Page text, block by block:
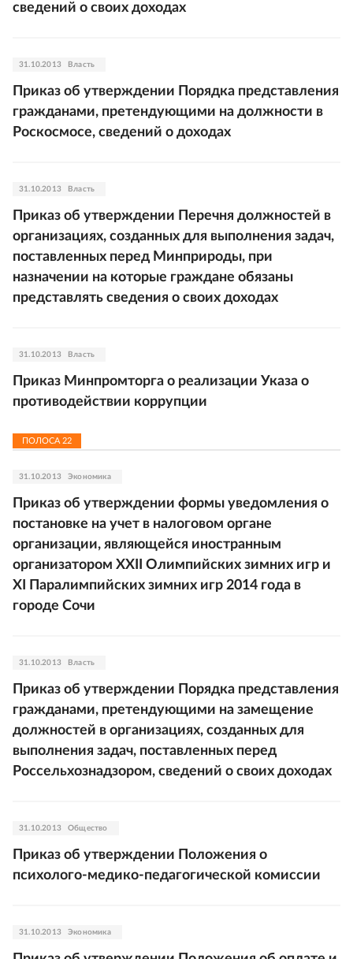
сведений о своих доходах
31.10.2013 Власть
Приказ об утверждении Порядка представления
гражданами, претендующими на должности в
Роскосмосе, сведений о доходах
31.10.2013 Власть
Приказ об утверждении Перечня должностей в
организациях, созданных для выполнения задач,
поставленных перед Минприроды, при
назначении на которые граждане обязаны
представлять сведения о своих доходах
31.10.2013 Власть
Приказ Минпромторга о реализации Указа о
противодействии коррупции
ПОЛОСА 22
31.10.2013 Экономика
Приказ об утверждении формы уведомления о
постановке на учет в налоговом органе
организации, являющейся иностранным
организатором XXII Олимпийских зимних игр и
XI Паралимпийских зимних игр 2014 года в
городе Сочи
31.10.2013 Власть
Приказ об утверждении Порядка представления
гражданами, претендующими на замещение
должностей в организациях, созданных для
выполнения задач, поставленных перед
Россельхознадзором, сведений о своих доходах
31.10.2013 Общество
Приказ об утверждении Положения о
психолого-медико-педагогической комиссии
31.10.2013 Экономика